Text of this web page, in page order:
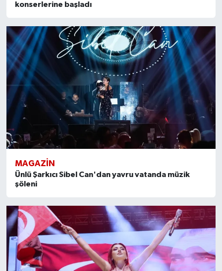
konserlerine başladı
MAGAZİN
Ünlü Şarkıcı Sibel Can'dan yavru vatanda müzik
şöleni